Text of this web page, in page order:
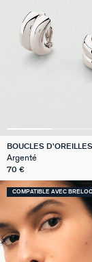
BOUCLES D'OREILLES
TURENNE
Argenté
70 €
COMPATIBLE AVEC